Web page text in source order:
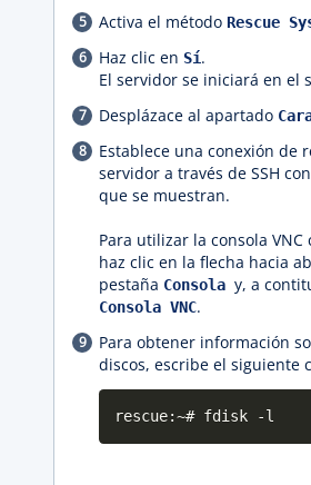
Activa el método Rescue
Haz clic en Sí.
El servidor se iniciará en el
Desplázace al apartado
Establece una conexión de
servidor a través de SSH
que se muestran.
Para utilizar la consola
haz clic en la flecha hacia
pestaña Consola y, a
Consola VNC.
Para obtener información
discos, escribe el siguiente
rescue:~# fdisk -l